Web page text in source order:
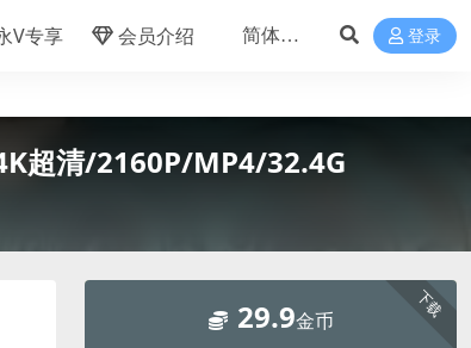
V专享 会员介绍 登录
超清/2160P/MP4/32.4G
下载
29.9金币